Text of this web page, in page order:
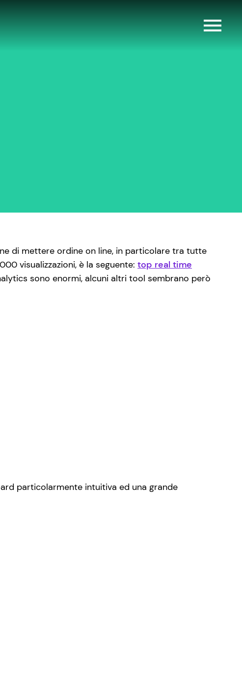
di mettere ordine on line, in particolare tra tutte
visualizzazioni, è la seguente: top real time
sono enormi, alcuni altri tool sembrano però
particolarmente intuitiva ed una grande